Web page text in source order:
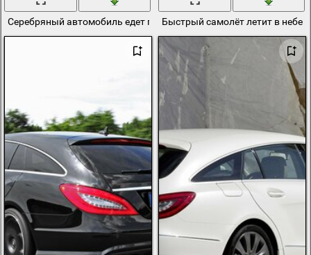
Серебряный автомобиль едет по дорогеБыстрый самолёт летит в небе